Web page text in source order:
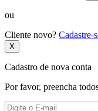
ou
Cliente novo? Cadastre-
X
Cadastro de nova conta
Por favor, preencha